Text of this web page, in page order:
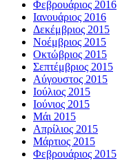
Φεβρουάριος 2016
Ιανουάριος 2016
Δεκέμβριος 2015
Νοέμβριος 2015
Οκτώβριος 2015
Σεπτέμβριος 2015
Αύγουστος 2015
Ιούλιος 2015
Ιούνιος 2015
Μάι 2015
Απρίλιος 2015
Μάρτιος 2015
Φεβρουάριος 2015